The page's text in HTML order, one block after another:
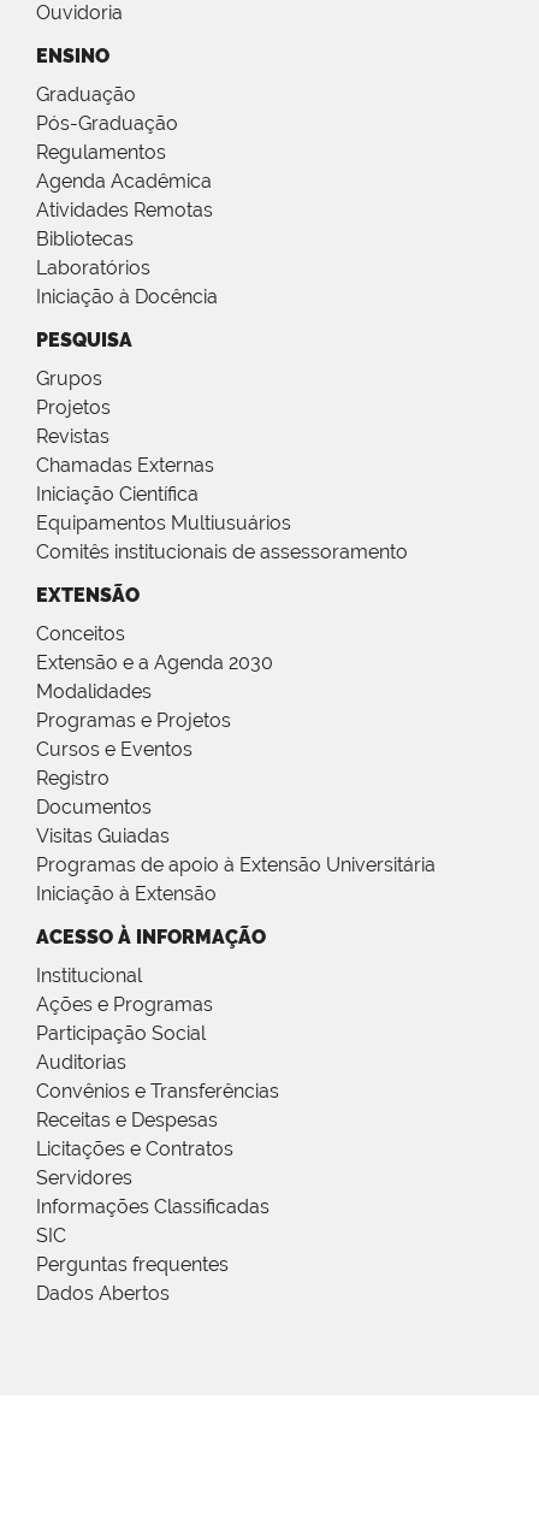
Ouvidoria
ENSINO
Graduação
Pós-Graduação
Regulamentos
Agenda Acadêmica
Atividades Remotas
Bibliotecas
Laboratórios
Iniciação à Docência
PESQUISA
Grupos
Projetos
Revistas
Chamadas Externas
Iniciação Científica
Equipamentos Multiusuários
Comitês institucionais de assessoramento
EXTENSÃO
Conceitos
Extensão e a Agenda 2030
Modalidades
Programas e Projetos
Cursos e Eventos
Registro
Documentos
Visitas Guiadas
Programas de apoio à Extensão Universitária
Iniciação à Extensão
ACESSO À INFORMAÇÃO
Institucional
Ações e Programas
Participação Social
Auditorias
Convênios e Transferências
Receitas e Despesas
Licitações e Contratos
Servidores
Informações Classificadas
SIC
Perguntas frequentes
Dados Abertos